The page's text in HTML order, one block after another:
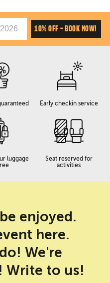
10% OFF - BOOK NOW!
Early checkin service
luggage
Seat reserved for
activities
enjoyed.
here.
We're
Write to us!